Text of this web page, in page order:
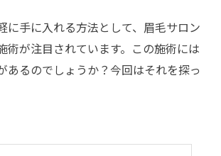
に手に入れる方法として、眉毛サロン
術が注目されています。この施術には
あるのでしょうか？今回はそれを探っ